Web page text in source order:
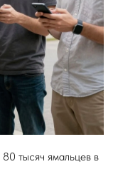
тысяч ямальцев в